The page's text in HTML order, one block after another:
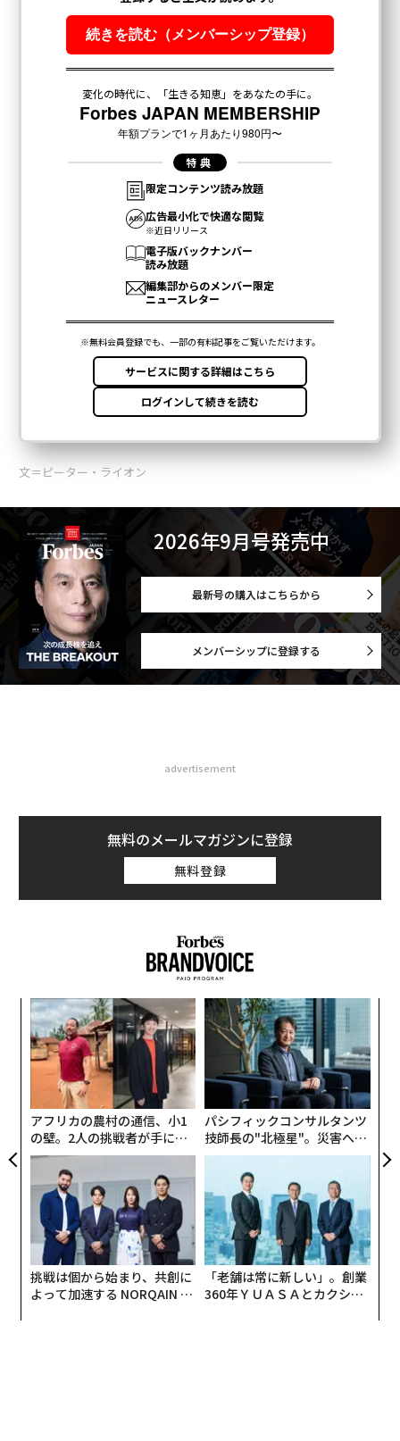
文＝ピーター・ライオン
2026年9月号発売中
最新号の購入はこちらから
メンバーシップに登録する
advertisement
無料のメールマガジンに登録
無料登録
アフリカの農村の通信、小1
の壁。2人の挑戦者が手にし
た「次なる武器」
パシフィックコンサルタンツ
技師長の"北極星"。災害への
無力感を乗り越え見つけた、
防災一筋20年の答え
挑戦は個から始まり、共創に
よって加速する NORQAIN JA
「老舗は常に新しい」。創業
360年ＹＵＡＳＡとカクシン